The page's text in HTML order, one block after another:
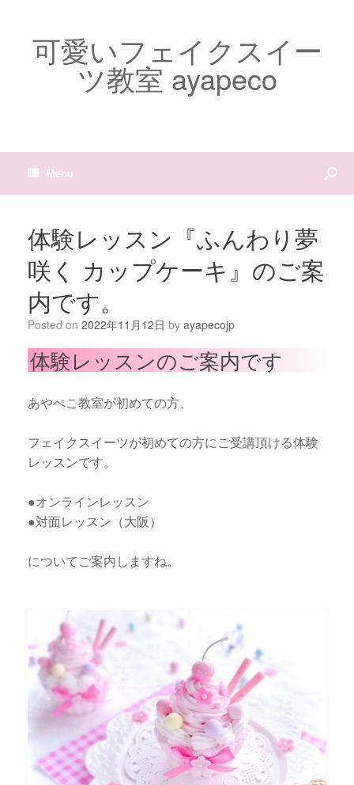
可愛いフェイクスイー
ツ教室 ayapeco
Menu
体験レッスン『ふんわり夢
咲く カップケーキ』のご案
内です。
Posted on 2022年11月12日 by ayapecojp
体験レッスンのご案内です
あやぺこ教室が初めての方、
フェイクスイーツが初めての方にご受講頂ける体験
レッスンです。
●オンラインレッスン
●対面レッスン（大阪）
についてご案内しますね。